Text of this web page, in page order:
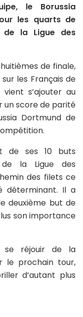
le Borussia
les quarts de
de la Ligue des
de finale,
les Français de
vient s’ajouter au
un score de parité
Dortmund de
de ses 10 buts
la Ligue des
des filets ce
déterminant. Il a
deuxième but de
son importance
se réjouir de la
le prochain tour,
d’autant plus